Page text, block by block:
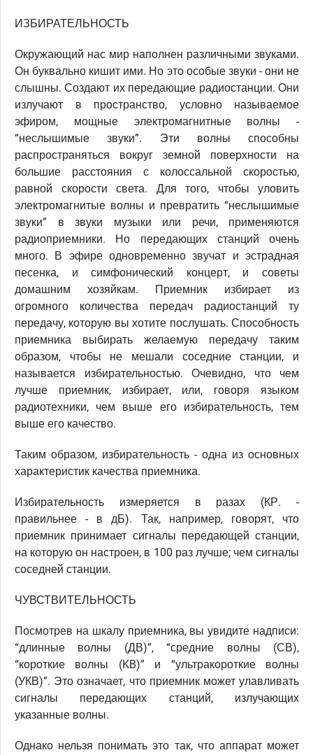
ИЗБИРАТЕЛЬНОСТЬ
Окружающий нас мир наполнен различными звуками.
Он буквально кишит ими. Но это особые звуки - они не
слышны. Создают их передающие радиостанции. Они
излучают в пространство, условно называемое
эфиром, мощные электромагнитные волны -
“неслышимые звуки”. Эти волны способны
распространяться вокруг земной поверхности на
большие расстояния с колоссальной скоростью,
равной скорости света. Для того, чтобы уловить
электромагнитые волны и превратить “неслышимые
звуки” в звуки музыки или речи, применяются
радиоприемники. Но передающих станций очень
много. В эфире одновременно звучат и эстрадная
песенка, и симфонический концерт, и советы
домашним хозяйкам. Приемник избирает из
огромного количества передач радиостанций ту
передачу, которую вы хотите послушать. Способность
приемника выбирать желаемую передачу таким
образом, чтобы не мешали соседние станции, и
называется избирательностью. Очевидно, что чем
лучше приемник, избирает, или, говоря языком
радиотехники, чем выше его избирательность, тем
выше его качество.
Таким образом, избирательность - одна из основных
характеристик качества приемника.
Избирательность измеряется в разах (КР. -
правильнее - в дБ). Так, например, говорят, что
приемник принимает сигналы передающей станции,
на которую он настроен, в 100 раз лучше; чем сигналы
соседней станции.
ЧУВСТВИТЕЛЬНОСТЬ
Посмотрев на шкалу приемника, вы увидите надписи:
“длинные волны (ДВ)”, “средние волны (СВ),
“короткие волны (KB)” и “ультракороткие волны
(УКВ)”. Это означает, что приемник может улавливать
сигналы передающих станций, излучающих
указанные волны.
Однако нельзя понимать это так, что аппарат может